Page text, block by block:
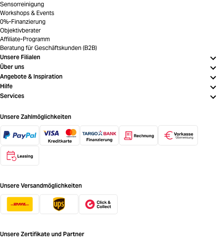
Sensorreinigung
Workshops & Events
0%-Finanzierung
Objektivberater
Affiliate-Programm
Beratung für Geschäftskunden (B2B)
Unsere Filialen
Über uns
Angebote & Inspiration
Hilfe
Services
Unsere Zahlmöglichkeiten
Unsere Versandmöglichkeiten
Unsere Zertifikate und Partner